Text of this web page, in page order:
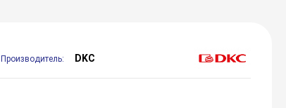
Производитель: DKC